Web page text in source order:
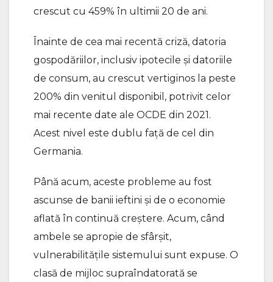
crescut cu 459% în ultimii 20 de ani.
Înainte de cea mai recentă criză, datoria
gospodăriilor, inclusiv ipotecile şi datoriile
de consum, au crescut vertiginos la peste
200% din venitul disponibil, potrivit celor
mai recente date ale OCDE din 2021.
Acest nivel este dublu faţă de cel din
Germania.
Până acum, aceste probleme au fost
ascunse de banii ieftini şi de o economie
aflată în continuă creştere. Acum, când
ambele se apropie de sfârşit,
vulnerabilităţile sistemului sunt expuse. O
clasă de mijloc supraîndatorată se